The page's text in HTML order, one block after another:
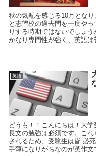
秋の気配を感じる10月とな
と志望校の過去問を一度や
りする時期ではないでしょ
かなり専門性が強く、英語は
英語
どうも！！こんにちは！大
長文の勉強は必須です。こ
されるため、受験生は皆 必
手薄になりがちなのが英作文